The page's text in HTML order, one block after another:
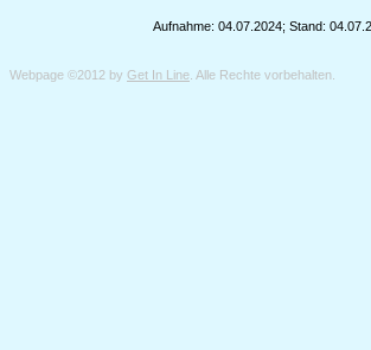
Aufnahme: 04.07.2024; Stand:
Webpage ©2012 by Get In Line . Alle Rechte vorbehalten.